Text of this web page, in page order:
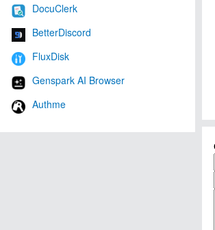
DocuClerk
BetterDiscord
FluxDisk
Genspark AI Browser
Authme